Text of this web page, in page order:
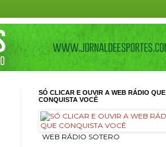
SÓ CLICAR E OUVIR A WEB RÁDIO QUE
CONQUISTA VOCÊ
ㅤ WEB RÁDIO SOTERO